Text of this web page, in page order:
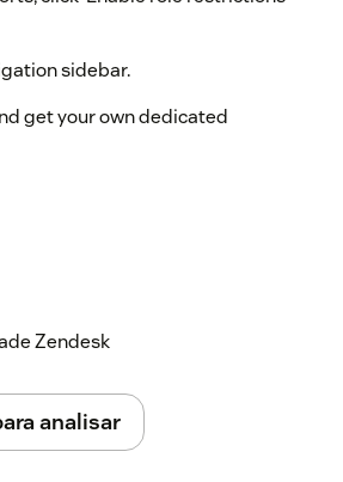
sidebar.
get your own dedicated
Zendesk
analisar